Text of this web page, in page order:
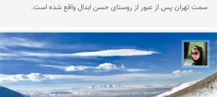
سمت تهران پس از عبور از روستای حسن ابدال واقع شده است.
سپیده اصلان